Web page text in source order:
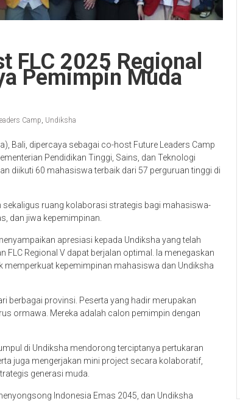
FLC 2025 Regional
Pemimpin Muda
Camp, Undiksha
Bali, dipercaya sebagai co-host Future Leaders Camp
Pendidikan Tinggi, Sains, dan Teknologi
diikuti 60 mahasiswa terbaik dari 57 perguruan tinggi di
ruang kolaborasi strategis bagi mahasiswa-
dan jiwa kepemimpinan.
apresiasi kepada Undiksha yang telah
Regional V dapat berjalan optimal. Ia menegaskan
memperkuat kepemimpinan mahasiswa dan Undiksha
berbagai provinsi. Peserta yang hadir merupakan
ormawa. Mereka adalah calon pemimpin dengan
di Undiksha mendorong terciptanya pertukaran
juga mengerjakan mini project secara kolaboratif,
generasi muda.
Indonesia Emas 2045, dan Undiksha